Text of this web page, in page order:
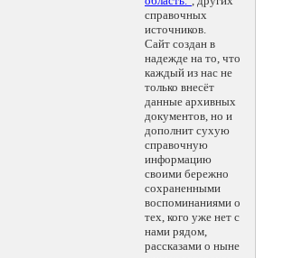
справочных
источников.
Сайт создан в
надежде на то, что
каждый из нас не
только внесёт
данные архивных
документов, но и
дополнит сухую
справочную
информацию
своими бережно
сохраненными
воспоминаниями о
тех, кого уже нет с
нами рядом,
рассказами о ныне